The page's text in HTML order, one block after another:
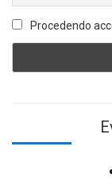
Procedendo